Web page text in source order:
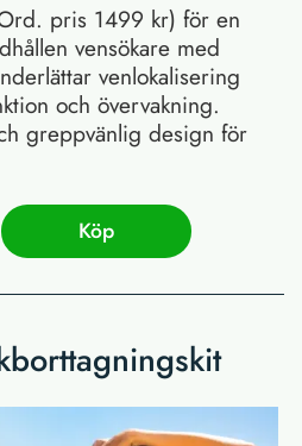
pris 1499 kr) för en
vensökare med
venlokalisering
och övervakning.
greppvänlig design för
Köp